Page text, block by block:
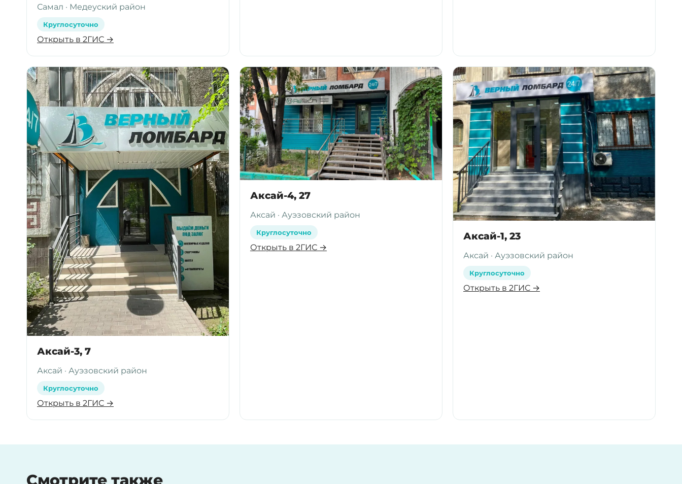
Самал · Медеуский район
Круглосуточно
Открыть в 2ГИС →
Аксай-3, 7
Аксай · Ауэзовский район
Круглосуточно
Открыть в 2ГИС →
Аксай-4, 27
Аксай · Ауэзовский район
Круглосуточно
Открыть в 2ГИС →
Аксай-1, 23
Аксай · Ауэзовский район
Круглосуточно
Открыть в 2ГИС →